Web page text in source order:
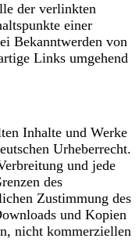
der verlinkten
einer
Bekanntwerden von
Links umgehend
Inhalte und Werke
Urheberrecht.
und jede
des
Zustimmung des
und Kopien
nicht kommerziellen